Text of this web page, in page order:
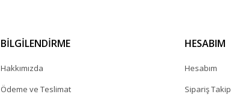
BİLGİLENDİRME
Hakkımızda
Ödeme ve Teslimat
HESABIM
Hesabım
Sipariş Takip